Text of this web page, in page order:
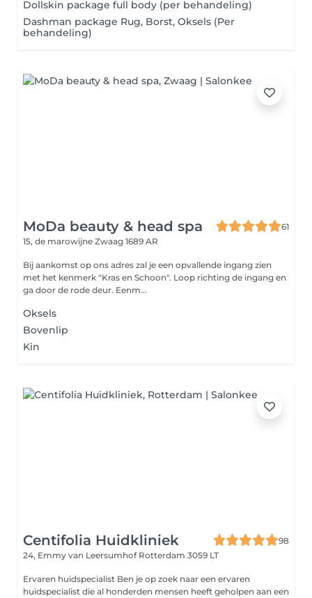
Dollskin package full body (per behandeling)
Dashman package Rug, Borst, Oksels (Per
behandeling)
MoDa beauty & head spa
61
15, de marowijne Zwaag 1689 AR
Bij aankomst op ons adres zal je een opvallende ingang zien
met het kenmerk "Kras en Schoon". Loop richting de ingang en
ga door de rode deur. Eenm...
Oksels
Bovenlip
Kin
Centifolia Huidkliniek
98
24, Emmy van Leersumhof Rotterdam 3059 LT
Ervaren huidspecialist Ben je op zoek naar een ervaren
huidspecialist die al honderden mensen heeft geholpen aan een